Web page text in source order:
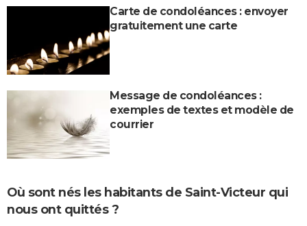
Carte de condoléances : envoyer
gratuitement une carte
Message de condoléances :
exemples de textes et modèle de
courrier
Où sont nés les habitants de Saint-Victeur qui
nous ont quittés ?